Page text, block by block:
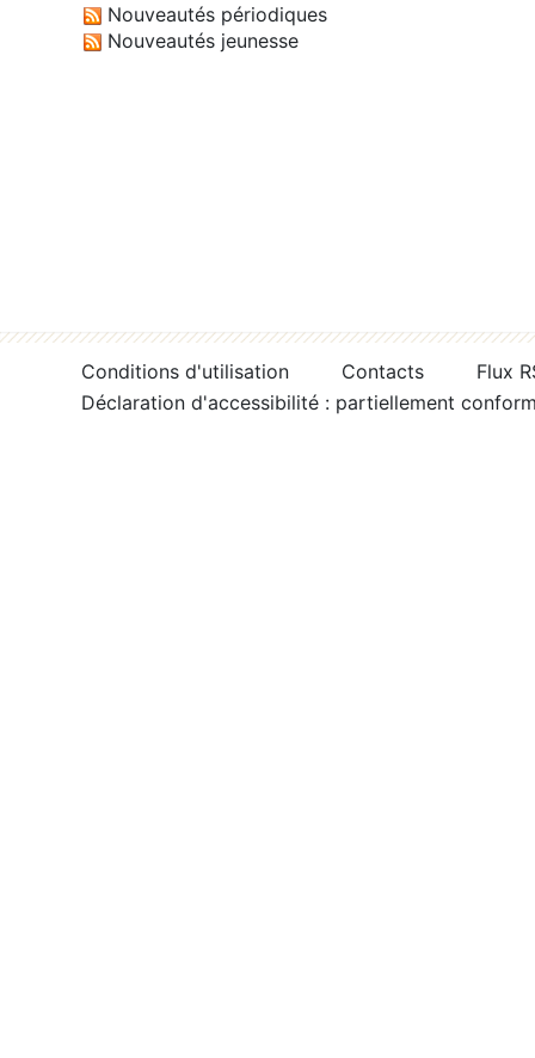
Nouveautés périodiques
Nouveautés jeunesse
Conditions d'utilisation Contacts
Flux
Déclaration d'accessibilité : partiellement